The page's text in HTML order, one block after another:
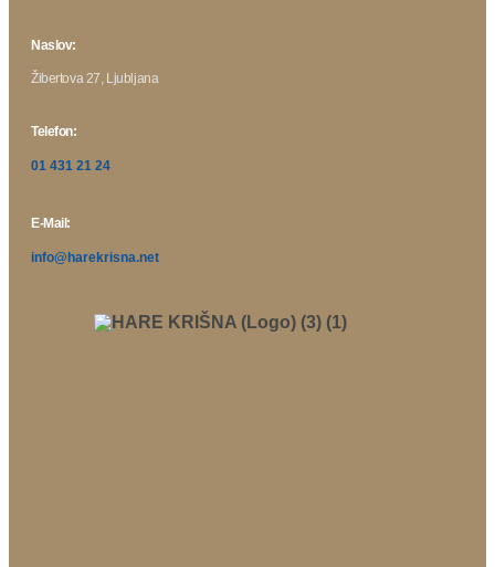
Naslov:
Žibertova 27, Ljubljana
Telefon:
01 431 21 24
E-Mail:
info@harekrisna.net